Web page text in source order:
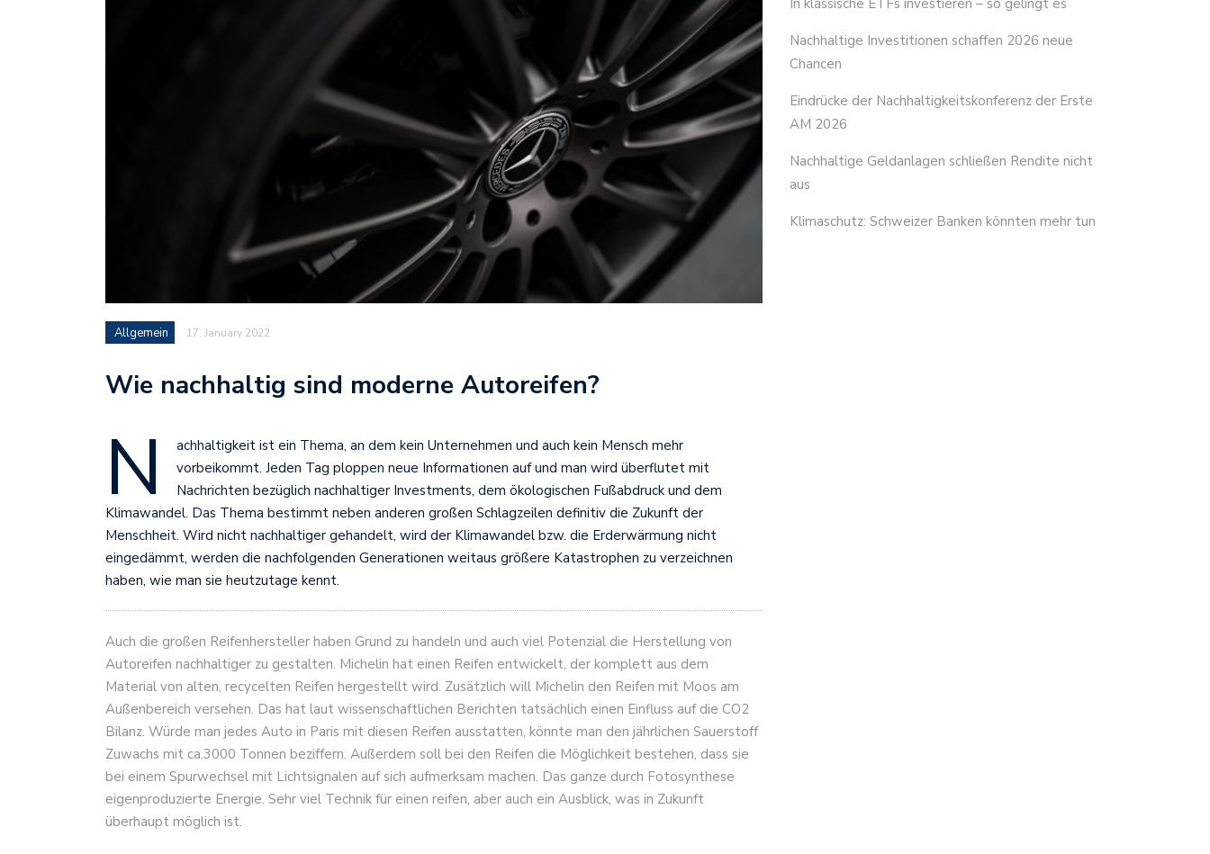
Allgemein 17. January 2022
Wie nachhaltig sind moderne Autoreifen?
N
achhaltigkeit ist ein Thema, an dem kein Unternehmen und auch kein Mensch mehr
vorbeikommt. Jeden Tag ploppen neue Informationen auf und man wird überflutet mit
Nachrichten bezüglich nachhaltiger Investments, dem ökologischen Fußabdruck und dem
Klimawandel. Das Thema bestimmt neben anderen großen Schlagzeilen definitiv die Zukunft der
Menschheit. Wird nicht nachhaltiger gehandelt, wird der Klimawandel bzw. die Erderwärmung nicht
eingedämmt, werden die nachfolgenden Generationen weitaus größere Katastrophen zu verzeichnen
haben, wie man sie heutzutage kennt.
Auch die großen Reifenhersteller haben Grund zu handeln und auch viel Potenzial die Herstellung von
Autoreifen nachhaltiger zu gestalten. Michelin hat einen Reifen entwickelt, der komplett aus dem
Material von alten, recycelten Reifen hergestellt wird. Zusätzlich will Michelin den Reifen mit Moos am
Außenbereich versehen. Das hat laut wissenschaftlichen Berichten tatsächlich einen Einfluss auf die CO2
Bilanz. Würde man jedes Auto in Paris mit diesen Reifen ausstatten, könnte man den jährlichen Sauerstoff
Zuwachs mit ca.3000 Tonnen beziffern. Außerdem soll bei den Reifen die Möglichkeit bestehen, dass sie
bei einem Spurwechsel mit Lichtsignalen auf sich aufmerksam machen. Das ganze durch Fotosynthese
eigenproduzierte Energie. Sehr viel Technik für einen reifen, aber auch ein Ausblick, was in Zukunft
überhaupt möglich ist.
In klassische ETFs investieren – so gelingt es
Nachhaltige Investitionen schaffen 2026 neue
Chancen
Eindrücke der Nachhaltigkeitskonferenz der Erste
AM 2026
Nachhaltige Geldanlagen schließen Rendite nicht
aus
Klimaschutz: Schweizer Banken könnten mehr tun